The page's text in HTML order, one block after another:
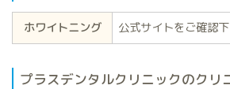
ホワイトニング 公式サイトをご確認下
プラスデンタルクリニックのクリ